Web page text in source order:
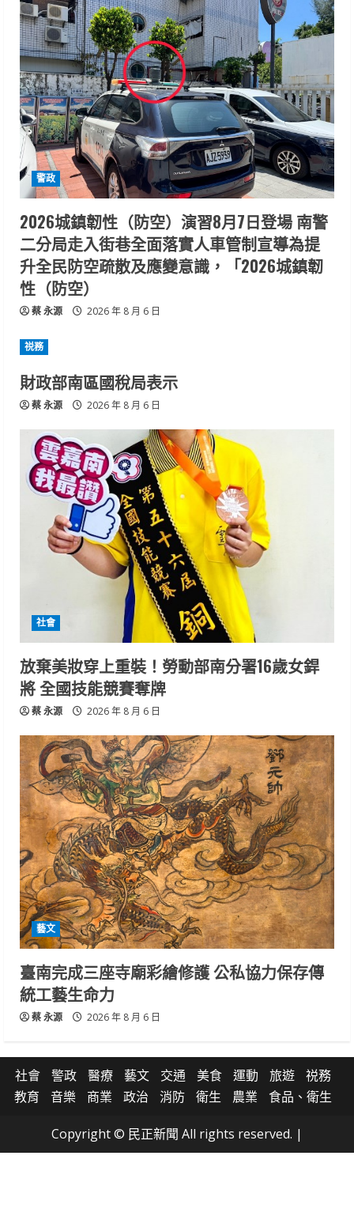
警政
2026城鎮韌性（防空）演習8月7日登場 南警
二分局走入街巷全面落實人車管制宣導為提
升全民防空疏散及應變意識，「2026城鎮韌
性（防空）
蔡 永源 2026 年 8 月 6 日
祱務
財政部南區國稅局表示
蔡 永源 2026 年 8 月 6 日
社會
放棄美妝穿上重裝！勞動部南分署16歲女銲
將 全國技能競賽奪牌
蔡 永源 2026 年 8 月 6 日
藝文
臺南完成三座寺廟彩繪修護 公私協力保存傳
統工藝生命力
蔡 永源 2026 年 8 月 6 日
社會 警政 醫療 藝文 交通 美食 運動 旅遊
祱務
教育
音樂 商業 政治 消防 衛生 農業 食品、衛生
Copyright © 民正新聞 All rights reserved. |